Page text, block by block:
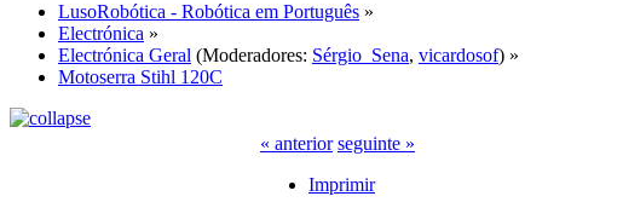
LusoRobótica - Robótica em Português »
Electrónica »
Electrónica Geral (Moderadores: Sérgio_Sena, vicardosof) »
Motoserra Stihl 120C
« anterior seguinte »
Imprimir